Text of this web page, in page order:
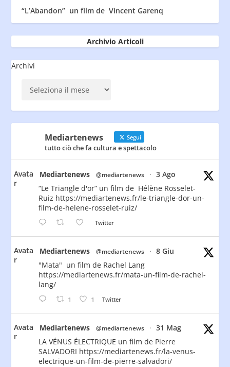
“L’Abandon” un film de Vincent Garenq
Archivio Articoli
Archivi
Mediartenews Segui
tutto ciò che fa cultura e spettacolo
Avata
r
Mediartenews @mediartenews ·
3 Ago
“Le Triangle d'or” un film de Hélène Rosselet-
Ruiz https://mediartenews.fr/le-triangle-dor-un-
film-de-helene-rosselet-ruiz/
Twitter
Avata
r
Mediartenews @mediartenews ·
8 Giu
"Mata" un film de Rachel Lang
https://mediartenews.fr/mata-un-film-de-rachel-
lang/
1 1 Twitter
Avata
r
Mediartenews @mediartenews ·
31 Mag
LA VÉNUS ÉLECTRIQUE un film de Pierre
SALVADORI https://mediartenews.fr/la-venus-
electrique-un-film-de-pierre-salvadori/